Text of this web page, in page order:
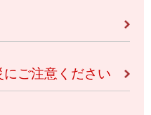
ご注意ください